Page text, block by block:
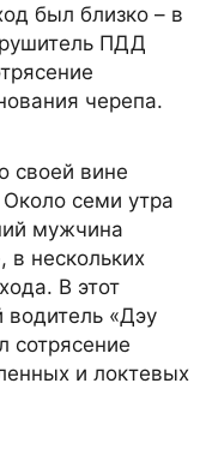
был близко – в
ПДД
черепа.
своей вине
семи утра
мужчина
в нескольких
В этот
«Дэу
сотрясение
и локтевых